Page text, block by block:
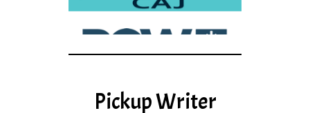
Pickup Writer